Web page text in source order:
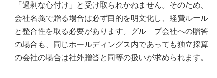
「過剰な心付け」と受け取られかねません。そのため、
会社名義で贈る場合は必ず目的を明文化し、経費ルール
と整合性を取る必要があります。グループ会社への贈答
の場合も、同じホールディングス内であっても独立採算
の会社の場合は社外贈答と同等の扱いが求められます。